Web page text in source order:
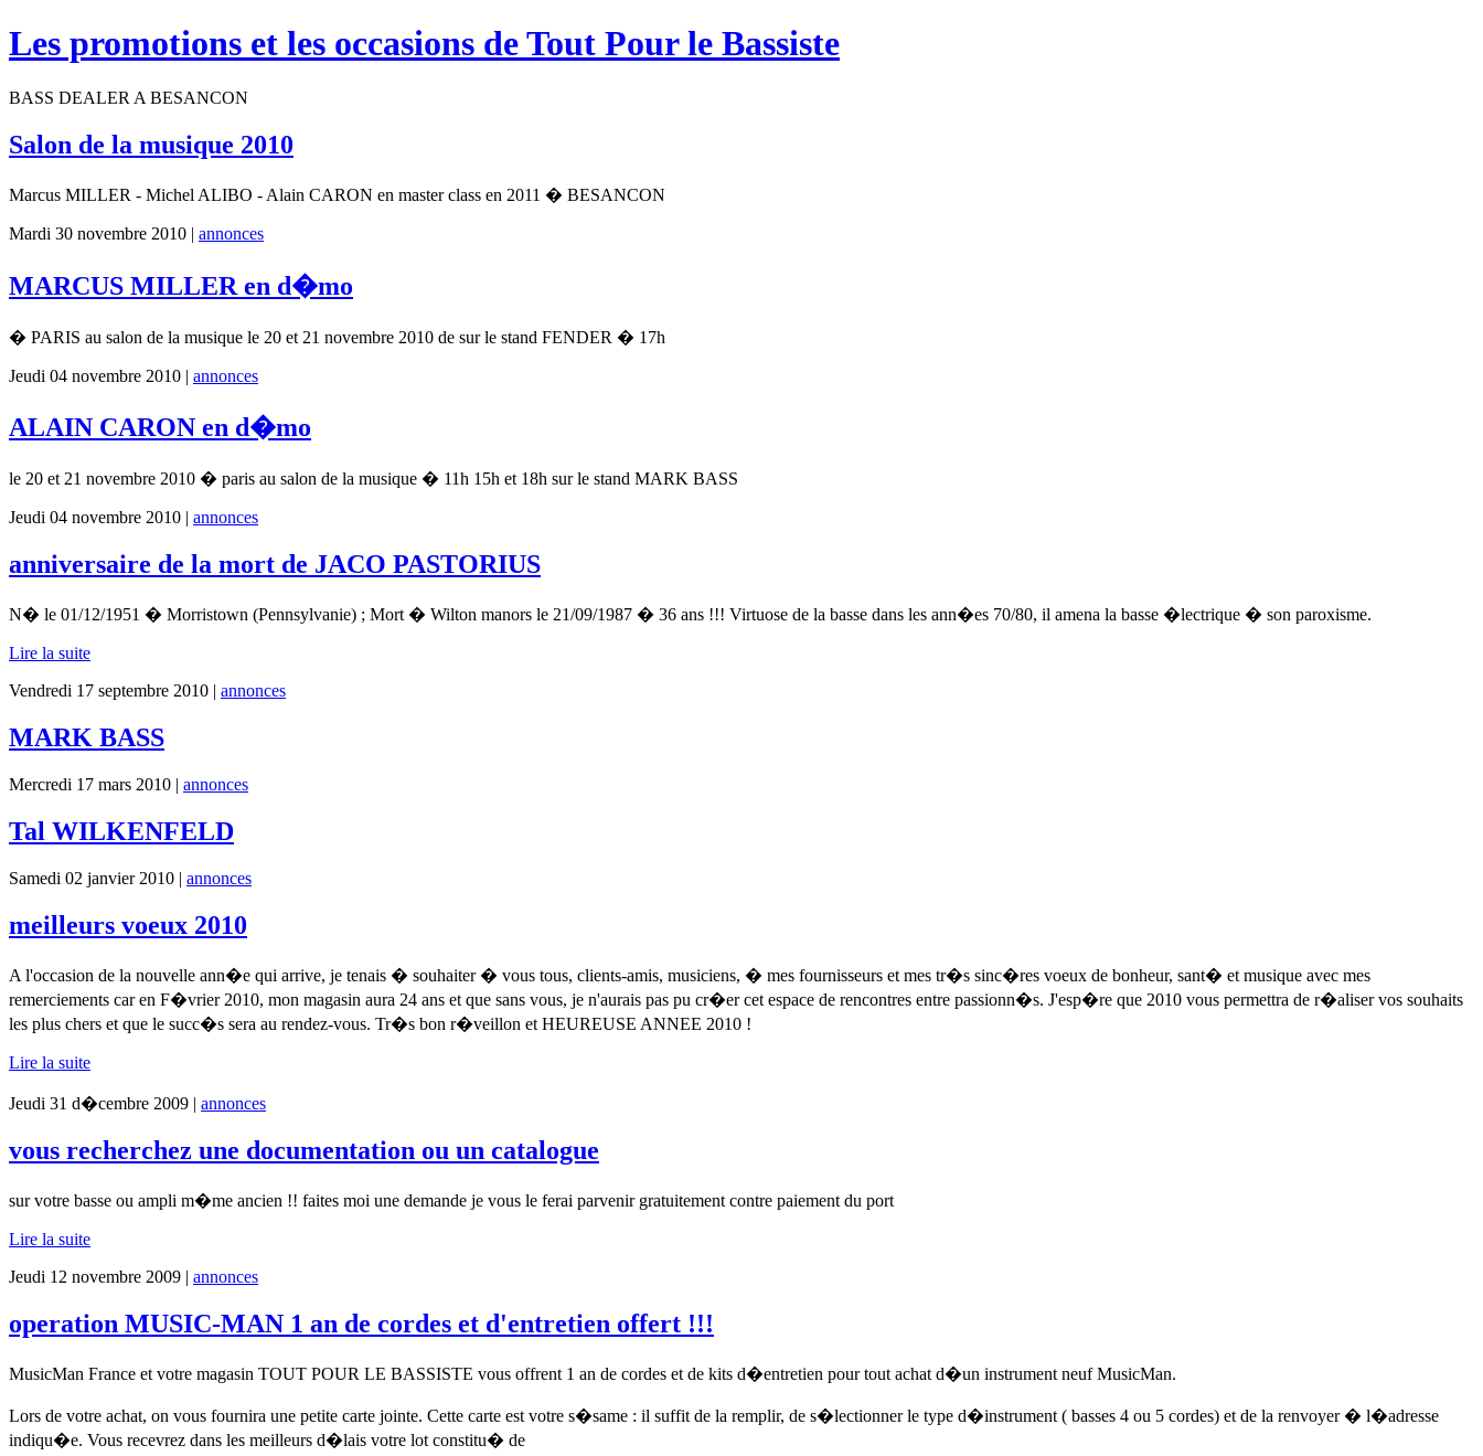
Les promotions et les occasions de Tout Pour le Bassiste
BASS DEALER A BESANCON
Salon de la musique 2010
Marcus MILLER - Michel ALIBO - Alain CARON en master class en 2011 � BESANCON
Mardi 30 novembre 2010 | annonces
MARCUS MILLER en d�mo
� PARIS au salon de la musique le 20 et 21 novembre 2010 de sur le stand FENDER � 17h
Jeudi 04 novembre 2010 | annonces
ALAIN CARON en d�mo
le 20 et 21 novembre 2010 � paris au salon de la musique � 11h 15h et 18h sur le stand MARK BASS
Jeudi 04 novembre 2010 | annonces
anniversaire de la mort de JACO PASTORIUS
N� le 01/12/1951 � Morristown (Pennsylvanie) ; Mort � Wilton manors le 21/09/1987 � 36 ans !!! Virtuose de la basse dans les ann�es 70/80, il amena la basse �lectrique � son paroxisme.
Lire la suite
Vendredi 17 septembre 2010 | annonces
MARK BASS
Mercredi 17 mars 2010 | annonces
Tal WILKENFELD
Samedi 02 janvier 2010 | annonces
meilleurs voeux 2010
A l'occasion de la nouvelle ann�e qui arrive, je tenais � souhaiter � vous tous, clients-amis, musiciens, � mes fournisseurs et mes tr�s sinc�res voeux de bonheur, sant� et musique avec mes
remerciements car en F�vrier 2010, mon magasin aura 24 ans et que sans vous, je n'aurais pas pu cr�er cet espace de rencontres entre passionn�s. J'esp�re que 2010 vous permettra de r�aliser vos souhaits
les plus chers et que le succ�s sera au rendez-vous. Tr�s bon r�veillon et HEUREUSE ANNEE 2010 !
Lire la suite
Jeudi 31 d�cembre 2009 | annonces
vous recherchez une documentation ou un catalogue
sur votre basse ou ampli m�me ancien !! faites moi une demande je vous le ferai parvenir gratuitement contre paiement du port
Lire la suite
Jeudi 12 novembre 2009 | annonces
operation MUSIC-MAN 1 an de cordes et d'entretien offert !!!
MusicMan France et votre magasin TOUT POUR LE BASSISTE vous offrent 1 an de cordes et de kits d�entretien pour tout achat d�un instrument neuf MusicMan.
Lors de votre achat, on vous fournira une petite carte jointe. Cette carte est votre s�same : il suffit de la remplir, de s�lectionner le type d�instrument ( basses 4 ou 5 cordes) et de la renvoyer � l�adresse
indiqu�e. Vous recevrez dans les meilleurs d�lais votre lot constitu� de